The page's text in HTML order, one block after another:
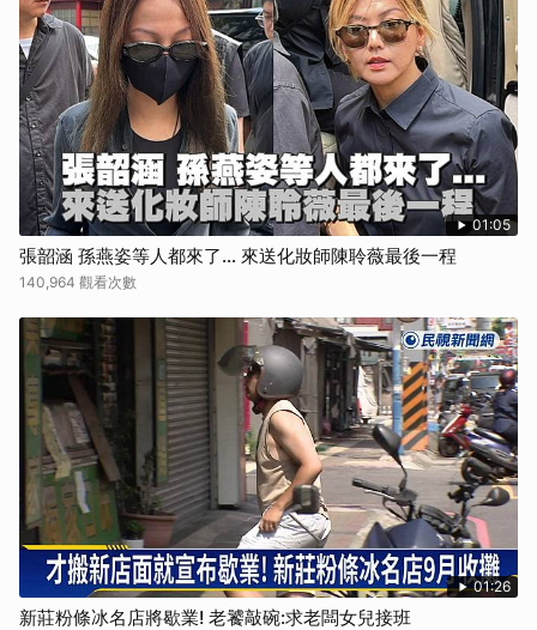
01:05
張韶涵 孫燕姿等人都來了... 來送化妝師陳聆薇最後一程
140,964 觀看次數
01:26
新莊粉條冰名店將歇業! 老饕敲碗:求老闆女兒接班